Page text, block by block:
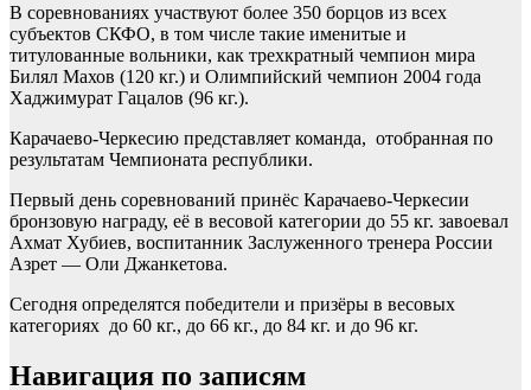
В соревнованиях участвуют более 350 борцов из всех
субъектов СКФО, в том числе такие именитые и
титулованные вольники, как трехкратный чемпион мира
Билял Махов (120 кг.) и Олимпийский чемпион 2004 года
Хаджимурат Гацалов (96 кг.).
Карачаево-Черкесию представляет команда, отобранная по
результатам Чемпионата республики.
Первый день соревнований принёс Карачаево-Черкесии
бронзовую награду, её в весовой категории до 55 кг. завоевал
Ахмат Хубиев, воспитанник Заслуженного тренера России
Азрет — Оли Джанкетова.
Сегодня определятся победители и призёры в весовых
категориях до 60 кг., до 66 кг., до 84 кг. и до 96 кг.
Навигация по записям